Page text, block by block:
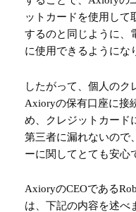
ットカードを使用して
するのと同じように、
に使用できるようにな
したがって、個人のク
Axioryの保有口座に接
め、クレジットカード
第三者に漏れないので
ーに関してとても安心
AxioryのCEOである
は、下記の内容を述べ